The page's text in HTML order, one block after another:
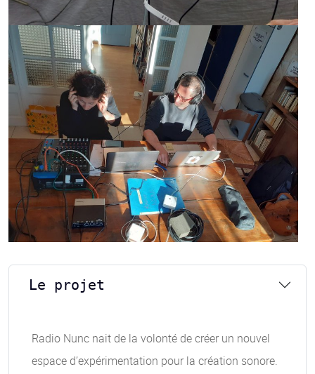
Le projet
Radio Nunc nait de la volonté de créer un nouvel
espace d’expérimentation pour la création sonore.